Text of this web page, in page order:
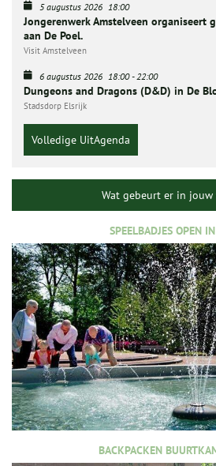
5 augustus 2026 18:00
Jongerenwerk Amstelveen organiseert
aan De Poel.
Visit Amstelveen
6 augustus 2026 18:00-22:00
Dungeons and Dragons (D&D) in De
Stadsdorp Elsrijk
Volledige UitAgenda
Wat gebeurt er in jouw
SPEELBADJES OPEN
BACKPACKEN